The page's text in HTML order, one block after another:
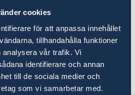
cookies
för att anpassa innehållet
tillhandahålla funktioner
vår trafik. Vi
identifierare och annan
till de sociala medier och
som vi samarbetar med.
inreseförbud till Sverige:
inreseförbud till Sverige -
dec. 2021, 13.46